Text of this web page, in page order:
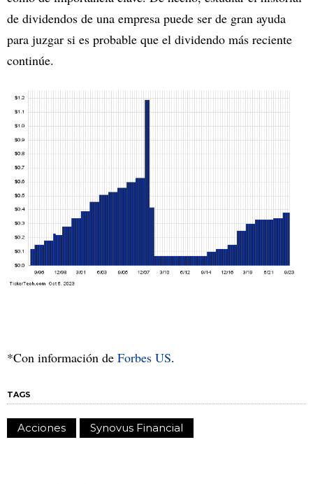
de dividendos de una empresa puede ser de gran ayuda
para juzgar si es probable que el dividendo más reciente
continúe.
*Con información de Forbes US.
TAGS
Acciones Synovus Financial